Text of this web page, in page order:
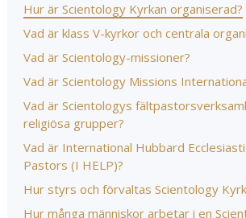
Hur är Scientology Kyrkan organiserad?
Vad är klass V-kyrkor och centrala
Vad är Scientology-missioner?
Vad är Scientology Missions
Vad är Scientologys
religiösa grupper?
Vad är International Hubbard
Pastors (I HELP)?
Hur styrs och förvaltas Scientology
Hur många människor arbetar i en